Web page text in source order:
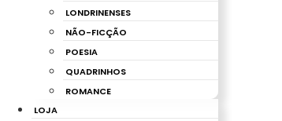
LONDRINENSES
NÃO-FICÇÃO
POESIA
QUADRINHOS
ROMANCE
LOJA